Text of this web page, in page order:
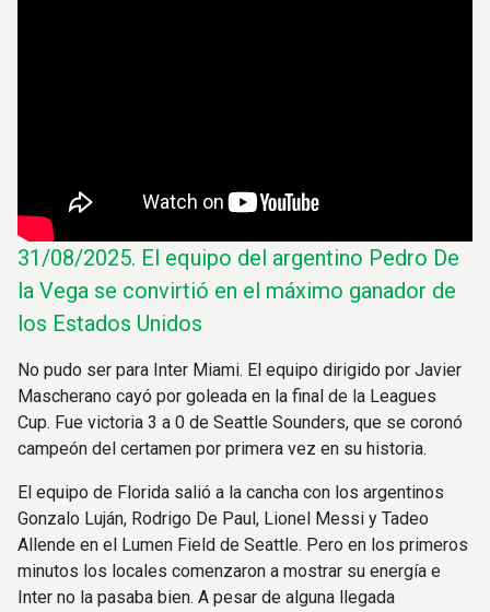
31/08/2025. El equipo del argentino Pedro De
la Vega se convirtió en el máximo ganador de
los Estados Unidos
No pudo ser para Inter Miami. El equipo dirigido por Javier
Mascherano cayó por goleada en la final de la Leagues
Cup. Fue victoria 3 a 0 de Seattle Sounders, que se coronó
campeón del certamen por primera vez en su historia.
El equipo de Florida salió a la cancha con los argentinos
Gonzalo Luján, Rodrigo De Paul, Lionel Messi y Tadeo
Allende en el Lumen Field de Seattle. Pero en los primeros
minutos los locales comenzaron a mostrar su energía e
Inter no la pasaba bien. A pesar de alguna llegada